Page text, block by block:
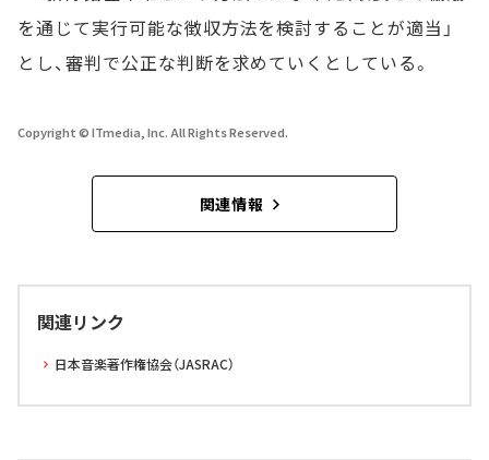
を通じて実行可能な徴収方法を検討することが適当」
とし、審判で公正な判断を求めていくとしている。
Copyright © ITmedia, Inc. All Rights Reserved.
関連情報
関連リンク
日本音楽著作権協会（JASRAC）